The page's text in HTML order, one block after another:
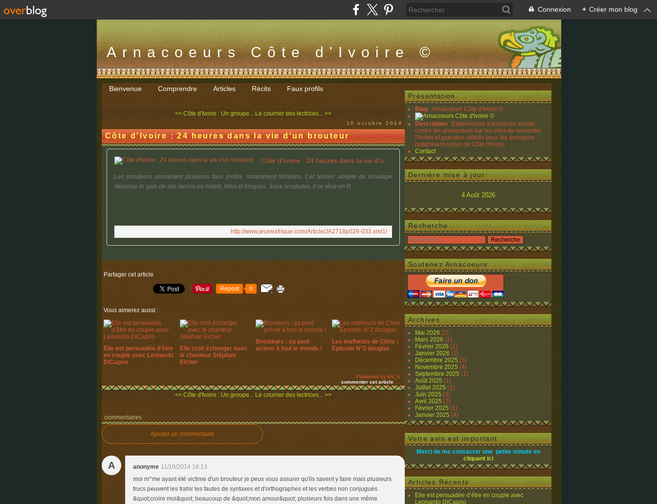
Connexion + Créer mon blog
Arnacoeurs Côte d'Ivoire ©
Bienvenue Comprendre Articles Récits Faux profils
<< Côte d'Ivoire : Un groupe... Le courrier des lectrices... >>
10 octobre 2014
Côte d'Ivoire : 24 heures dans la vie d'un brouteur
Les brouteurs possèdent plusieurs faux profils, notamment féminins. Cet Ivorien adepte du broutage
dépense le gain de ses larcins en hôtels, filles et fringues. Sans scrupules, il se rêve en R...
http://www.jeuneafrique.com/Article/JA2718p026-033.xml1/
Partager cet article
Repost 0
Vous aimerez aussi :
Elle est persuadée d’être
en couple avec Leonardo
DiCaprio
Elle croit échanger avec
le chanteur Stéphan
Eicher
Brouteurs : ça peut
arriver à tout le monde !
Les malheurs de Chris :
Episode N°2 douglas
Published by bhl_fr
commenter cet article
<< Côte d'Ivoire : Un groupe... Le courrier des lectrices... >>
commentaires
Ajouter un commentaire
A anonyme 11/10/2014 16:13
moi m^me ayant été victime d'un brouteur je peux vous assurer qu'ils savent y faire mais plusieurs
trucs peuvent les trahir les fautes de syntaxes et d'orthographes et les verbes non conjugués
&quot;croire moi&quot; beaucoup de &quot;mon amour&quot; plusieurs fois dans une même
Présentation
Blog : Arnacoeurs Côte d'Ivoire ©
Description : Expériences d'arnaques et lutte
contre les arnaqueurs sur les sites de rencontre.
Photos et pseudos utilisés pour les arnaques
notamment celles de Côte d'Ivoire
Contact
Dernière mise à jour
4 Août 2026
Recherche
Soutenez Arnacoeurs
Archives
Mai 2026 (2)
Mars 2026 (1)
Février 2026 (1)
Janvier 2026 (2)
Décembre 2025 (3)
Novembre 2025 (4)
Septembre 2025 (1)
Août 2025 (1)
Juillet 2025 (1)
Juin 2025 (3)
Avril 2025 (2)
Février 2025 (1)
Janvier 2025 (4)
Votre avis est important
Merci de me consacrer une petite minute en
cliquant ici
Articles Récents
Elle est persuadée d’être en couple avec
Leonardo DiCaprio